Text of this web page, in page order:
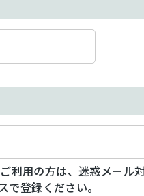
利用の方は、迷惑メール
登録ください。